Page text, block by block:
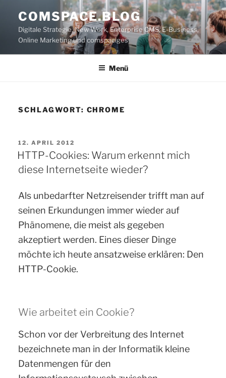
Inhalt
springen
COMSPACE.BLOG
Digitale Strategie, New Work, Enterprise CMS, E-Business,
Online Marketing und comspaciges
Menü
SCHLAGWORT: CHROME
VERÖFFENTLICHT
AM
12. APRIL 2012
HTTP-Cookies: Warum erkennt mich
diese Internetseite wieder?
Als unbedarfter Netzreisender trifft man auf
seinen Erkundungen immer wieder auf
Phänomene, die meist als gegeben
akzeptiert werden. Eines dieser Dinge
möchte ich heute ansatzweise erklären: Den
HTTP-Cookie.
Wie arbeitet ein Cookie?
Schon vor der Verbreitung des Internet
bezeichnete man in der Informatik kleine
Datenmengen für den